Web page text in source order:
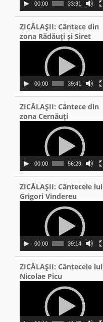
00:00 33:31
ZICĂLAŞII: Cântece din
zona Rădăuţi şi Siret
00:00 39:41
ZICĂLAŞII: Cântece din
zona Cernăuţi
00:00 56:29
ZICĂLAŞII: Cântecele lui
Grigori Vindereu
00:00 39:14
ZICĂLAŞII: Cântecele lui
Nicolae Picu